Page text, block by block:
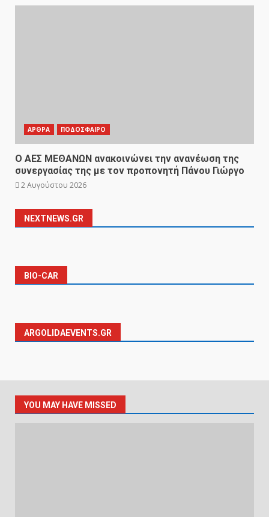
ΑΡΘΡΑ ΠΟΔΟΣΦΑΙΡΟ
Ο ΑΕΣ ΜΕΘΑΝΩΝ ανακοινώνει την ανανέωση της
συνεργασίας της με τον προπονητή Πάνου Γιώργο
2 Αυγούστου 2026
NEXTNEWS.GR
BIO-CAR
ARGOLIDAEVENTS.GR
YOU MAY HAVE MISSED